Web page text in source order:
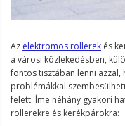
Az elektromos rollerek és
a városi közlekedésben,
fontos tisztában lenni azzal,
problémákkal
felett. Íme néhány gyakori
rollerekre és kerékpárokra: